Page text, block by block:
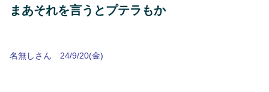
まあそれを言うとプテラもか
名無しさん 24/9/20(金)